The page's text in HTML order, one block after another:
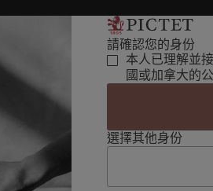
請確認您的身份
本人已理解並
國或加拿大的
選擇其他身份